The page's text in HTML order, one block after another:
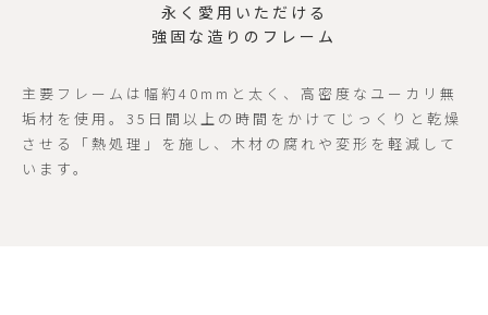
永く愛用いただける
強固な造りのフレーム
主要フレームは幅約40mmと太く、高密度なユーカリ無
垢材を使用。35日間以上の時間をかけてじっくりと乾燥
させる「熱処理」を施し、木材の腐れや変形を軽減して
います。